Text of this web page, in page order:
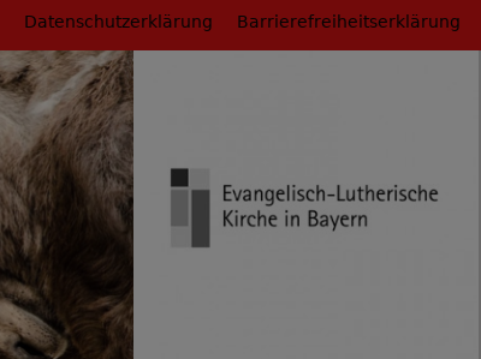
Datenschutzerklärung Barrierefreiheitserklärung